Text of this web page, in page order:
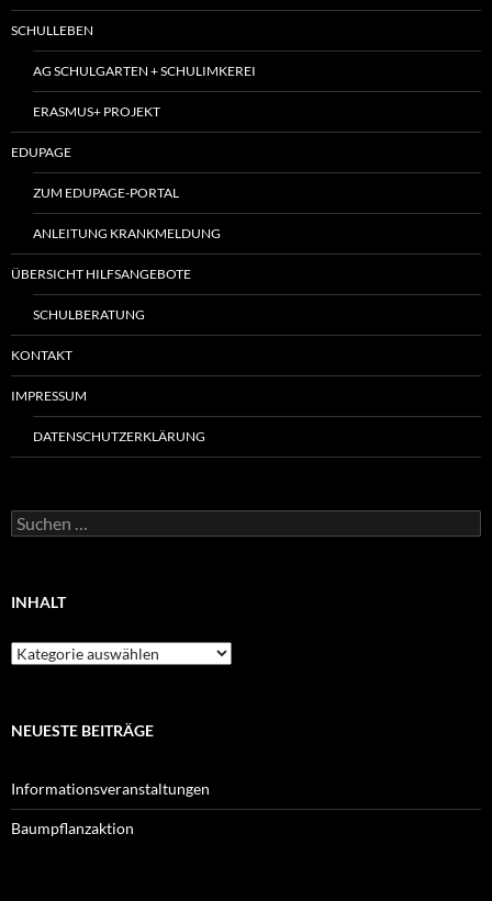
SCHULLEBEN
AG SCHULGARTEN + SCHULIMKEREI
ERASMUS+ PROJEKT
EDUPAGE
ZUM EDUPAGE-PORTAL
ANLEITUNG KRANKMELDUNG
ÜBERSICHT HILFSANGEBOTE
SCHULBERATUNG
KONTAKT
IMPRESSUM
DATENSCHUTZERKLÄRUNG
Suchen
nach:
INHALT
Inhalt
NEUESTE BEITRÄGE
Informationsveranstaltungen
Baumpflanzaktion